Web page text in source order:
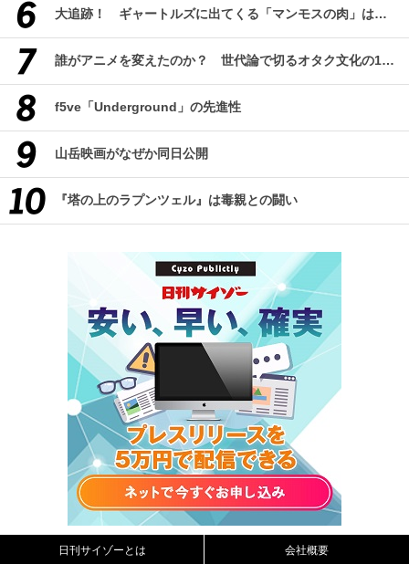
大追跡！ ギャートルズに出てくる「マンモスの肉」はどんな味なのか？（前編）
誰がアニメを変えたのか？ 世代論で切るオタク文化の10年、そして50年
f5ve「Underground」の先進性
山岳映画がなぜか同日公開
『塔の上のラプンツェル』は毒親との闘い
日刊サイゾーとは 会社概要